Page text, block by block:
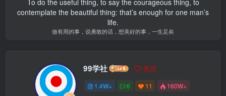
To do the useful thing, to say the courageous thing, to
contemplate the beautiful thing: that’s enough for one man’s
life.
做有用的事，说勇敢的话，想美好的事，一生足矣
99学社 关注
1.4W+ 6 11 160W+